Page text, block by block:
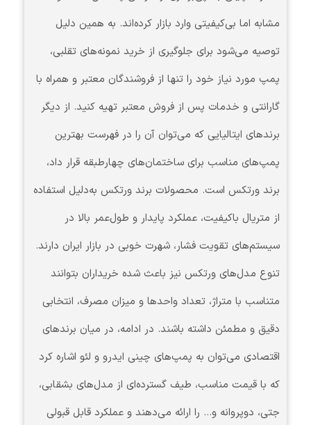
مشابه اما بی‌کیفیتی وارد بازار کرده‌اند. به همین دلیل
توصیه می‌شود برای جلوگیری از خرید نمونه‌های تقلبی،
پمپ مورد نیاز خود را تنها از فروشندگان معتبر و همراه با
گارانتی و خدمات پس از فروش معتبر تهیه کنید. از دیگر
برندهای ایتالیایی که می‌توان آن را در فهرست بهترین
پمپ‌های مناسب برای ساختمان‌های چهارطبقه قرار داد،
برند ورتکس است. محصولات برند ورتکس به‌دلیل استفاده
از متریال باکیفیت، عملکرد پایدار و طول‌عمر بالا در
سیستم‌های تقویت فشار، شهرت خوبی در بازار ایران دارند.
تنوع مدل‌های ورتکس نیز باعث شده خریداران بتوانند
متناسب با متراژ، تعداد واحدها و میزان مصرف، انتخابی
دقیق و مطمئن داشته باشند. در ادامه، در میان برندهای
اقتصادی می‌توان به پمپ‌های چینی ایدرو و لئو اشاره کرد
که با قیمت مناسب، طیف گسترده‌ای از مدل‌های بشقابی،
جتی، دوپروانه و… را ارائه می‌دهند و عملکرد قابل قبولی